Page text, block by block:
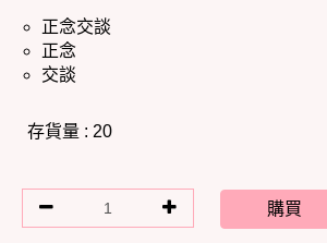
正念交談
正念
交談
存貨量 : 20
購買